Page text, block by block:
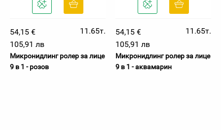
54,15 €
11.65т.
105,91 лв
Микронидлинг ролер за лице
9 в 1 - розов
54,15 €
11.65т.
105,91 лв
Микронидлинг ролер за лице
9 в 1 - аквамарин